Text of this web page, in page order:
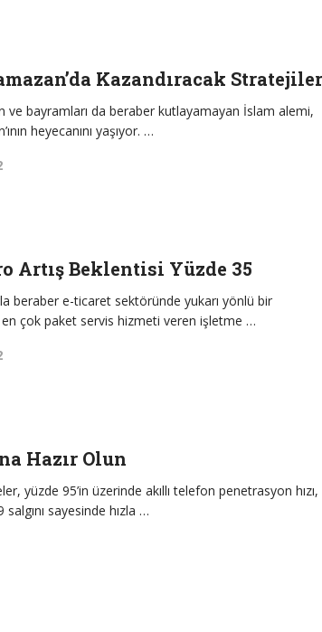
Kazandıracak
ve bayramları da beraber kutlayamayan İslam alemi,
heyecanını yaşıyor. …
Artış Beklentisi Yüzde 35
beraber e-ticaret sektöründe yukarı yönlü bir
çok paket servis hizmeti veren işletme …
Hazır Olun
yüzde 95’in üzerinde akıllı telefon penetrasyon hızı,
sayesinde hızla …